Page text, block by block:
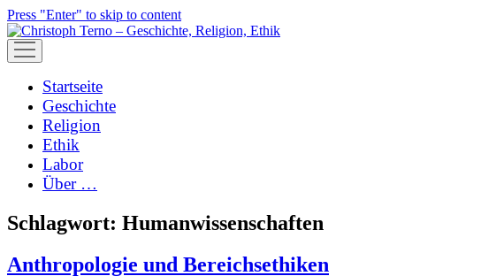
Press "Enter" to skip to content
open
menu
Startseite
Geschichte
Religion
Ethik
Labor
Über …
Schlagwort: Humanwissenschaften
Anthropologie und Bereichsethiken